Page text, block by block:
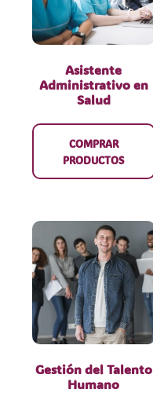
Asistente
Administrativo en
Salud
COMPRAR
PRODUCTOS
Gestión del Talento
Humano